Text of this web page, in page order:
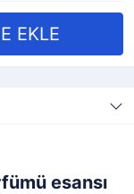
esansı